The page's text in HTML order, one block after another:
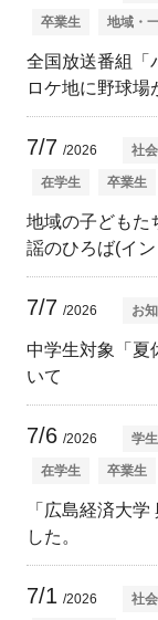
卒業生 地域・
全国放送番組「
ロケ地に野球場
7/7 /2026 社
在学生 卒業生
地域の子どもた
謡のひろば(イ
7/7 /2026 お
中学生対象「夏
いて
7/6 /2026 学
在学生 卒業生
「広島経済大
した。
7/1 /2026 社